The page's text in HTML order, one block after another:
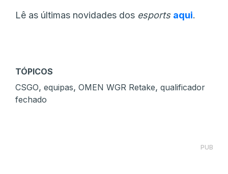
Lê as últimas novidades dos esports aqui.
TÓPICOS
CSGO, equipas, OMEN WGR Retake, qualificador
fechado
PUB